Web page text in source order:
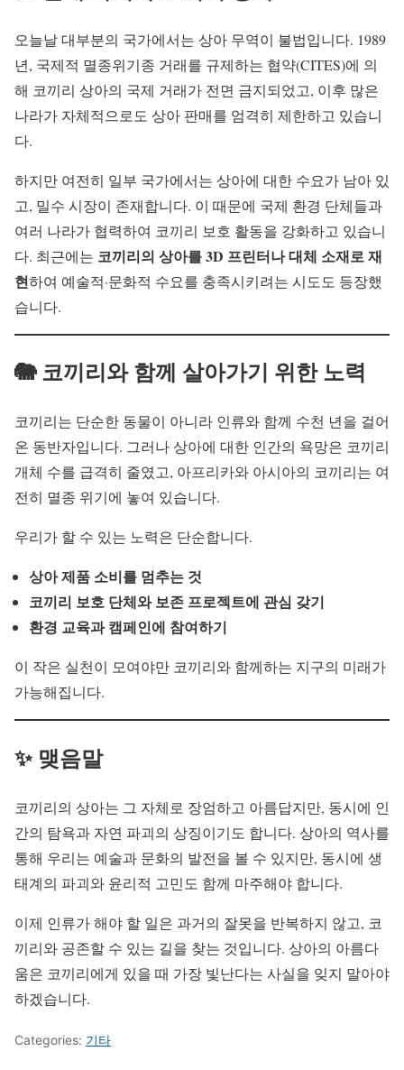
오늘날 대부분의 국가에서는 상아 무역이 불법입니다. 1989
년, 국제적 멸종위기종 거래를 규제하는 협약(CITES)에 의
해 코끼리 상아의 국제 거래가 전면 금지되었고, 이후 많은
나라가 자체적으로도 상아 판매를 엄격히 제한하고 있습니
다.
하지만 여전히 일부 국가에서는 상아에 대한 수요가 남아 있
고, 밀수 시장이 존재합니다. 이 때문에 국제 환경 단체들과
여러 나라가 협력하여 코끼리 보호 활동을 강화하고 있습니
다. 최근에는 코끼리의 상아를 3D 프린터나 대체 소재로 재
현하여 예술적·문화적 수요를 충족시키려는 시도도 등장했
습니다.
🐘 코끼리와 함께 살아가기 위한 노력
코끼리는 단순한 동물이 아니라 인류와 함께 수천 년을 걸어
온 동반자입니다. 그러나 상아에 대한 인간의 욕망은 코끼리
개체 수를 급격히 줄였고, 아프리카와 아시아의 코끼리는 여
전히 멸종 위기에 놓여 있습니다.
우리가 할 수 있는 노력은 단순합니다.
상아 제품 소비를 멈추는 것
코끼리 보호 단체와 보존 프로젝트에 관심 갖기
환경 교육과 캠페인에 참여하기
이 작은 실천이 모여야만 코끼리와 함께하는 지구의 미래가
가능해집니다.
✨ 맺음말
코끼리의 상아는 그 자체로 장엄하고 아름답지만, 동시에 인
간의 탐욕과 자연 파괴의 상징이기도 합니다. 상아의 역사를
통해 우리는 예술과 문화의 발전을 볼 수 있지만, 동시에 생
태계의 파괴와 윤리적 고민도 함께 마주해야 합니다.
이제 인류가 해야 할 일은 과거의 잘못을 반복하지 않고, 코
끼리와 공존할 수 있는 길을 찾는 것입니다. 상아의 아름다
움은 코끼리에게 있을 때 가장 빛난다는 사실을 잊지 말아야
하겠습니다.
Categories: 기타